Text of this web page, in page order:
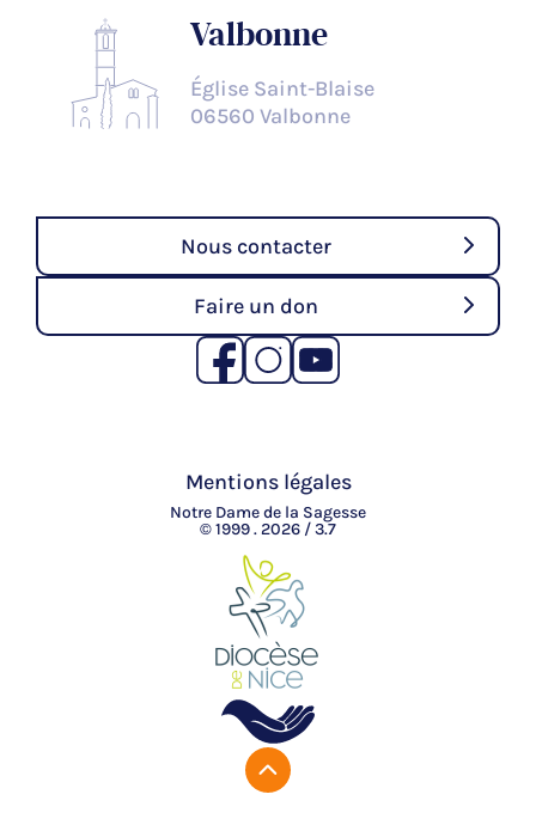
Valbonne
Église Saint-Blaise
06560 Valbonne
Nous contacter
Faire un don
Mentions légales
Notre Dame de la Sagesse
© 1999 . 2026 / 3.7